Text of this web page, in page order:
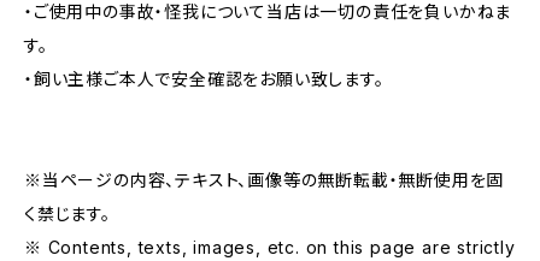
・ご使用中の事故・怪我について当店は一切の責任を負いかねま
す。
・飼い主様ご本人で安全確認をお願い致します。
※当ページの内容、テキスト、画像等の無断転載・無断使用を固
く禁じます。
※ Contents, texts, images, etc. on this page are strictly